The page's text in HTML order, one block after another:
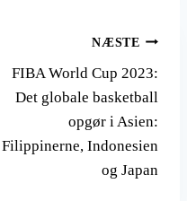
NÆSTE
FIBA World Cup 2023:
Det globale basketball
opgør i Asien:
Filippinerne, Indonesien
og Japan